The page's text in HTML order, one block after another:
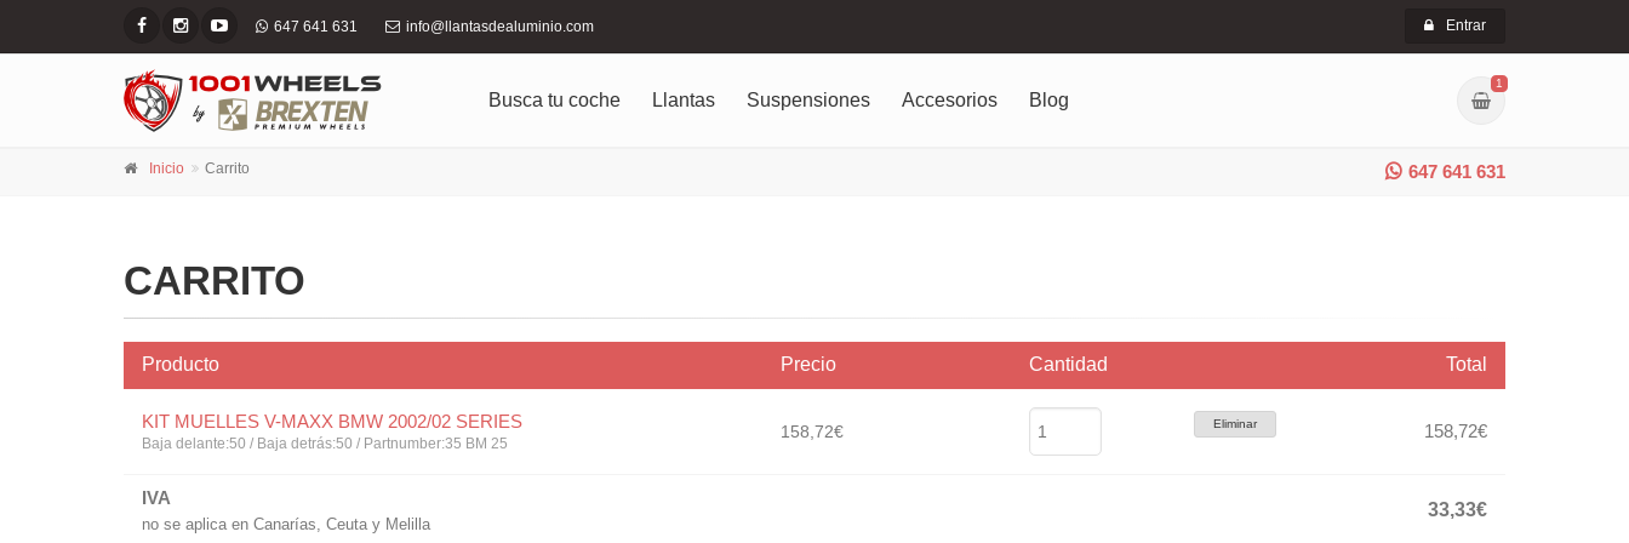
647 641 631 info@llantasdealuminio.com Entrar
Busca tu coche Llantas Suspensiones Accesorios Blog
1
647 641 631
Inicio Carrito
CARRITO
Producto Precio Cantidad Total
KIT MUELLES V-MAXX BMW 2002/02 SERIES
Baja delante:50 / Baja detrás:50 / Partnumber:35 BM 25
158,72€ Eliminar 158,72€
IVA
no se aplica en Canarías, Ceuta y Melilla
33,33€